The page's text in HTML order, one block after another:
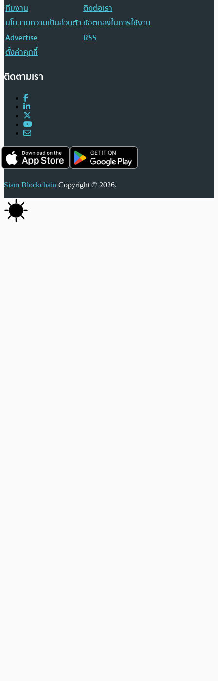
ทีมงาน
ติดต่อเรา
นโยบายความเป็นส่วนตัวข้อตกลงในการใช้งาน
Advertise
RSS
ตั้งค่าคุกกี้
ติดตามเรา
Siam Blockchain Copyright © 2026.